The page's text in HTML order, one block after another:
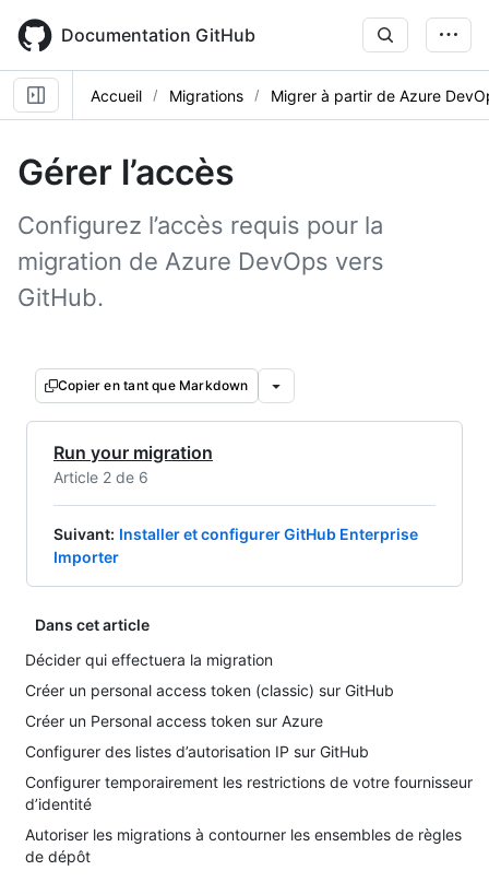
main
content
Documentation GitHub
Accueil Migrations Migrer à partir de Azure
Gérer l’accès
Configurez l’accès requis pour la
migration de Azure DevOps vers
GitHub.
Copier en tant que Markdown
Run your migration
Article 2 de 6
Suivant: Installer et configurer GitHub Enterprise
Importer
Dans cet article
Décider qui effectuera la migration
Créer un personal access token (classic) sur GitHub
Créer un Personal access token sur Azure
Configurer des listes d’autorisation IP sur GitHub
Configurer temporairement les restrictions de votre fournisseur
d’identité
Autoriser les migrations à contourner les ensembles de règles
de dépôt